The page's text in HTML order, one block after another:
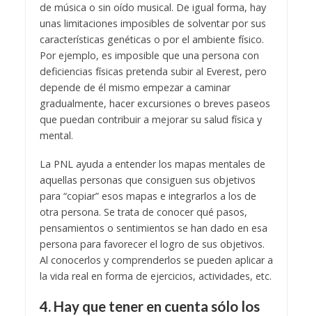
de música o sin oído musical. De igual forma, hay
unas limitaciones imposibles de solventar por sus
características genéticas o por el ambiente físico.
Por ejemplo, es imposible que una persona con
deficiencias físicas pretenda subir al Everest, pero
depende de él mismo empezar a caminar
gradualmente, hacer excursiones o breves paseos
que puedan contribuir a mejorar su salud física y
mental.
La PNL ayuda a entender los mapas mentales de
aquellas personas que consiguen sus objetivos
para “copiar” esos mapas e integrarlos a los de
otra persona. Se trata de conocer qué pasos,
pensamientos o sentimientos se han dado en esa
persona para favorecer el logro de sus objetivos.
Al conocerlos y comprenderlos se pueden aplicar a
la vida real en forma de ejercicios, actividades, etc.
4. Hay que tener en cuenta sólo los